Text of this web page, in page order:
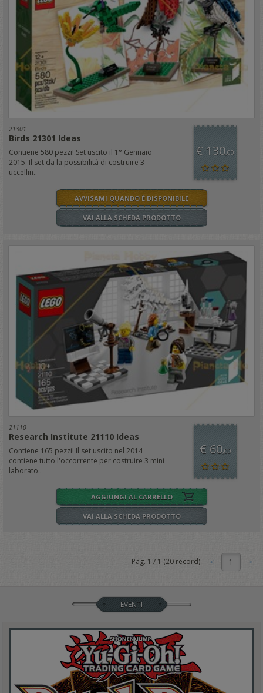
21301
Birds 21301 Ideas
Contiene 580 pezzi! Set uscito il 1° Gennaio
2015. Il set da la possibilità di costruire 3
uccellin..
€ 130,00
AVVISAMI QUANDO È DISPONIBILE
VAI ALLA SCHEDA PRODOTTO
21110
Research Institute 21110 Ideas
Contiene 165 pezzi! Il set uscito nel 2014
contiene tutto l'occorrente per costruire 3 mini
laborato..
€ 60,00
AGGIUNGI AL CARRELLO
VAI ALLA SCHEDA PRODOTTO
Pag. 1 / 1 (20 record) 1
EVENTI